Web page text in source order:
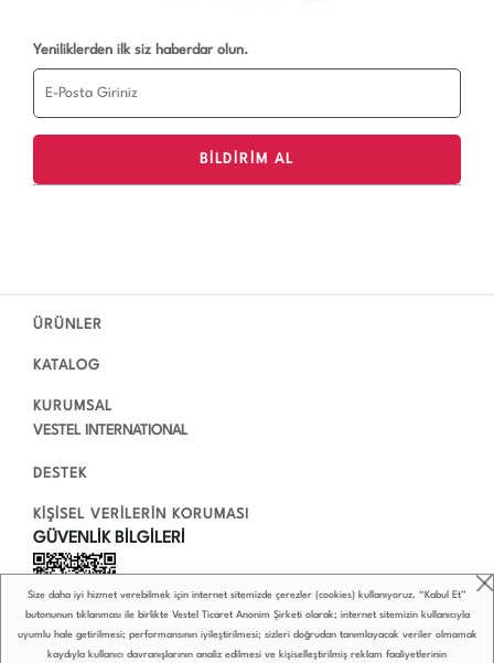
Size daha iyi hizmet verebilmek için internet sitemizde çerezler (cookies) kullanıyoruz. “Kabul Et”
butonunun tıklanması ile birlikte Vestel Ticaret Anonim Şirketi olarak; internet sitemizin kullanıcıyla
uyumlu hale getirilmesi; performansının iyileştirilmesi; sizleri doğrudan tanımlayacak veriler olmamak
kaydıyla kullanıcı davranışlarının analiz edilmesi ve kişiselleştirilmiş reklam faaliyetlerinin
Yeniliklerden ilk siz haberdar olun.
ÜRÜNLER
KATALOG
KURUMSAL
VESTEL INTERNATIONAL
DESTEK
KİŞİSEL VERİLERİN KORUMASI
GÜVENLİK BİLGİLERİ